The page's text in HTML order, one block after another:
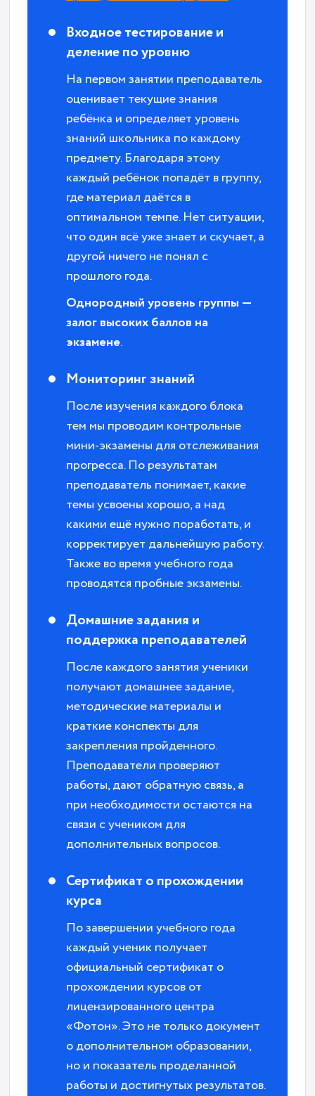
Входное тестирование и
деление по уровню
На первом занятии преподаватель
оценивает текущие знания
ребёнка и определяет уровень
знаний школьника по каждому
предмету. Благодаря этому
каждый ребёнок попадёт в группу,
где материал даётся в
оптимальном темпе. Нет ситуации,
что один всё уже знает и скучает, а
другой ничего не понял с
прошлого года.
Однородный уровень группы —
залог высоких баллов на
экзамене.
Мониторинг знаний
После изучения каждого блока
тем мы проводим контрольные
мини-экзамены для отслеживания
прогресса. По результатам
преподаватель понимает, какие
темы усвоены хорошо, а над
какими ещё нужно поработать, и
корректирует дальнейшую работу.
Также во время учебного года
проводятся пробные экзамены.
Домашние задания и
поддержка преподавателей
После каждого занятия ученики
получают домашнее задание,
методические материалы и
краткие конспекты для
закрепления пройденного.
Преподаватели проверяют
работы, дают обратную связь, а
при необходимости остаются на
связи с учеником для
дополнительных вопросов.
Сертификат о прохождении
курса
По завершении учебного года
каждый ученик получает
официальный сертификат о
прохождении курсов от
лицензированного центра
«Фотон». Это не только документ
о дополнительном образовании,
но и показатель проделанной
работы и достигнутых результатов.